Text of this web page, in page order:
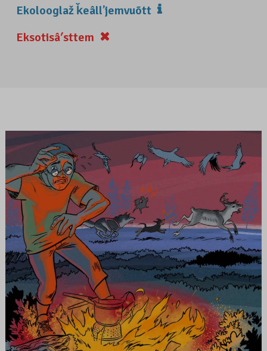
Ekolooglaž ǩeâllʼjemvuõtt
Eksotisâʹsttem